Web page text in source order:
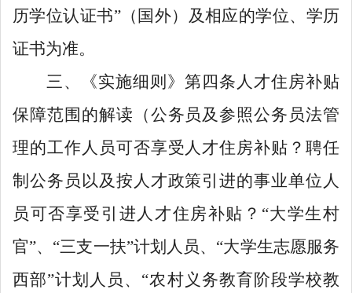
历学位认证书”（国外）及相应的学位、学历
证书为准。
三、《实施细则》第四条人才住房补贴
保障范围的解读（公务员及参照公务员法管
理的工作人员可否享受人才住房补贴？聘任
制公务员以及按人才政策引进的事业单位人
员可否享受引进人才住房补贴？ “大学生村
官”、“三支一扶”计划人员、“大学生志愿服务
西部”计划人员、“农村义务教育阶段学校教